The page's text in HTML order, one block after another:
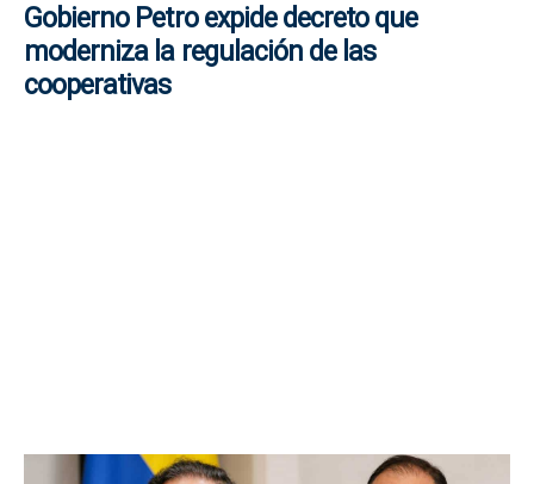
Gobierno Petro expide decreto que
moderniza la regulación de las
cooperativas